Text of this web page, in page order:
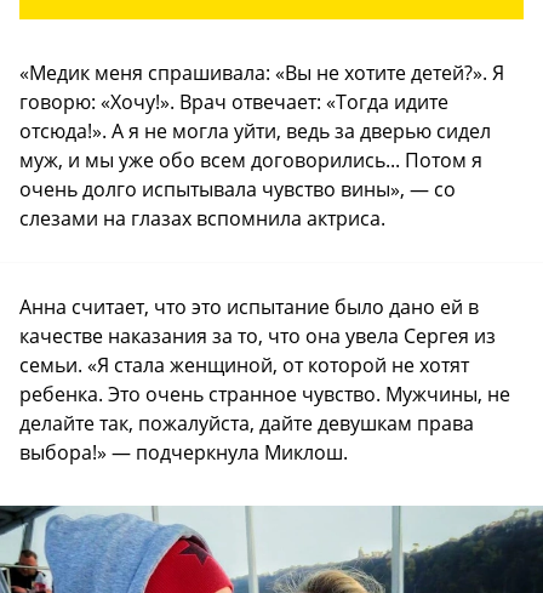
«Медик меня спрашивала: «Вы не хотите детей?». Я
говорю: «Хочу!». Врач отвечает: «Тогда идите
отсюда!». А я не могла уйти, ведь за дверью сидел
муж, и мы уже обо всем договорились... Потом я
очень долго испытывала чувство вины», — со
слезами на глазах вспомнила актриса.
Анна считает, что это испытание было дано ей в
качестве наказания за то, что она увела Сергея из
семьи. «Я стала женщиной, от которой не хотят
ребенка. Это очень странное чувство. Мужчины, не
делайте так, пожалуйста, дайте девушкам права
выбора!» — подчеркнула Миклош.